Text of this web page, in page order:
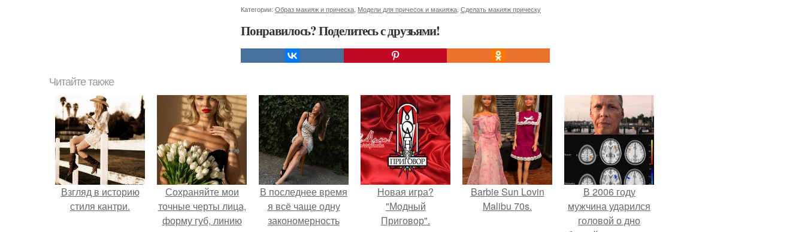
Категории: Образ макияж и прическа Модели для причесок и макияжа Сделать макияж прическу
Понравилось? Поделитесь с друзьями!
Читайте также
Взгляд в историю
стиля кантри.
Сохраняйте мои
точные черты лица,
форму губ, линию
В последнее время
я всё чаще одну
закономерность
Новая игра?
"Модный
Приговор".
Barbie Sun Lovin
Malibu 70s.
В 2006 году
мужчина ударился
головой о дно